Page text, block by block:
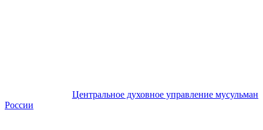
Центральное духовное управление мусульман
России